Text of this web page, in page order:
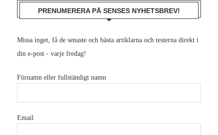
PRENUMERERA PÅ SENSES NYHETSBREV!
Missa inget, få de senaste och bästa artiklarna och testerna direkt i
din e-post - varje fredag!
Förnamn eller fullständigt namn
Email